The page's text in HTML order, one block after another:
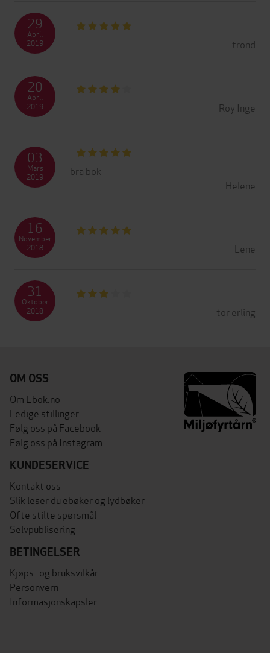
trond
29
April
2019
Roy Inge
20
April
2019
bra bok
Helene
03
Mars
2019
Lene
16
November
2018
tor erling
31
Oktober
2018
OM OSS
Om Ebok.no
Ledige stillinger
Følg oss på Facebook
Følg oss på Instagram
KUNDESERVICE
Kontakt oss
Slik leser du ebøker og lydbøker
Ofte stilte spørsmål
Selvpublisering
BETINGELSER
Kjøps- og bruksvilkår
Personvern
Informasjonskapsler